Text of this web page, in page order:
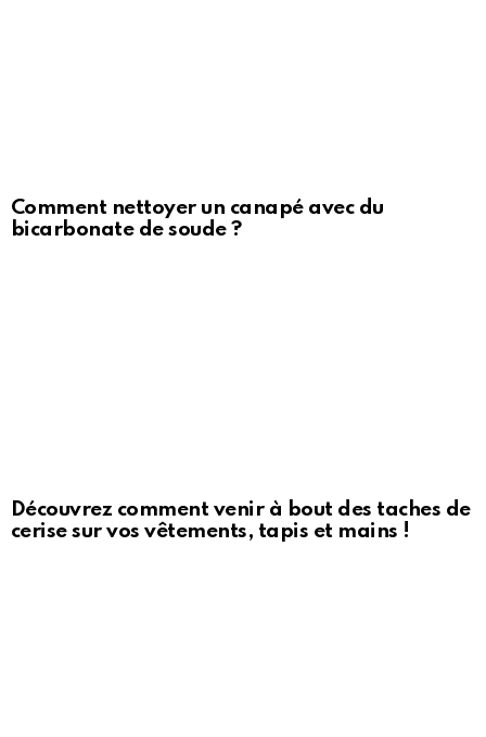
Comment nettoyer un canapé avec du
bicarbonate de soude ?
Découvrez comment venir à bout des taches de
cerise sur vos vêtements, tapis et mains !